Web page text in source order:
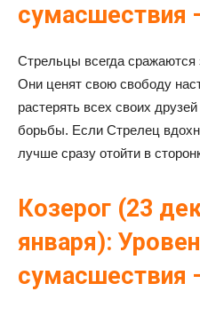
сумасшествия
Стрельцы всегда сражаются
Они ценят свою свободу
растерять всех своих
борьбы. Если Стрелец
лучше сразу отойти в
Козерог (23
января):
сумасшествия